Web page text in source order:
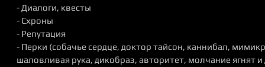
- Диалоги, квесты
- Схроны
- Репутация
- Перки (собачье сердце, доктор тайсон, каннибал,
шаловливая рука, дикобраз, авторитет, молчание ягнят и